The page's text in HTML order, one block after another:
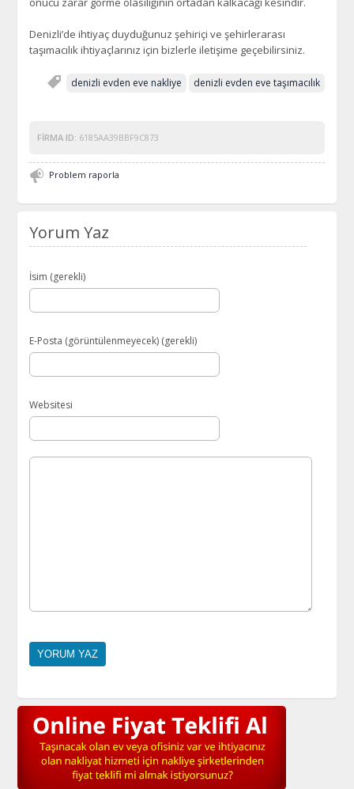
Denizli’de ihtiyaç duyduğunuz şehiriçi ve şehirlerarası
taşımacılık ihtiyaçlarınız için bizlerle iletişime geçebilirsiniz.
denizli evden eve nakliye denizli evden eve taşımacılık
FIRMA ID: 6185AA39BBF9C873
Problem raporla
Yorum Yaz
İsim (gerekli)
E-Posta (görüntülenmeyecek) (gerekli)
Websitesi